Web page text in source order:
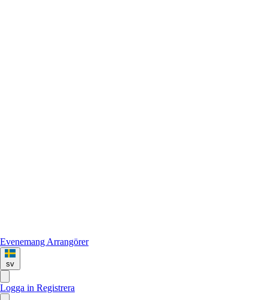
Evenemang Arrangörer
sv
Logga in Registrera